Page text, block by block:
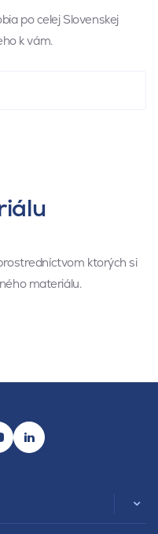
po celej Slovenskej
k vám.
ktorých si
materiálu.